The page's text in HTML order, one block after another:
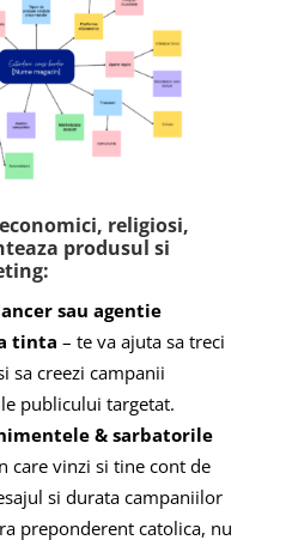
religiosi,
produsul si
sau agentie
tinta – te va ajuta sa treci
sa creezi campanii
publicului targetat.
& sarbatorile
care vinzi si tine cont de
si durata campaniilor
preponderent catolica, nu